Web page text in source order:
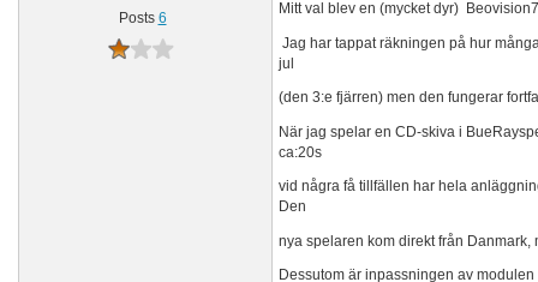
Posts 6
Mitt val blev en (mycket dyr)
Jag har tappat räkningen på hur
jul
(den 3:e fjärren) men den fungerar
När jag spelar en CD-skiva i
ca:20s
vid några få tillfällen har hela
Den
nya spelaren kom direkt från
Dessutom är inpassningen av